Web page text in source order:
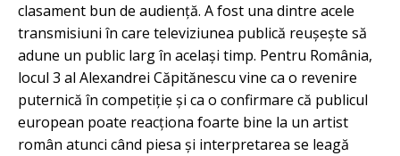
clasament bun de audiență. A fost una dintre acele
transmisiuni în care televiziunea publică reușește să
adune un public larg în același timp. Pentru România,
locul 3 al Alexandrei Căpitănescu vine ca o revenire
puternică în competiție și ca o confirmare că publicul
european poate reacționa foarte bine la un artist
român atunci când piesa și interpretarea se leagă